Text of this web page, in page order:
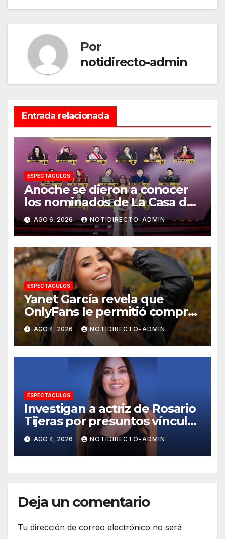
Por
notidirecto-admin
Entrada relacionada
ESPECTACULOS
Anoche se dieron a conocer
los nominados de La Casa de
los Famosos México 2026 en
la segunda semana
AGO 6, 2026 NOTIDIRECTO-ADMIN
ESPECTACULOS
Yanet García revela que
OnlyFans le permitió comprar
un departamento en
Manhattan
AGO 4, 2026 NOTIDIRECTO-ADMIN
ESPECTACULOS
Investigan a actriz de Rosario
Tijeras por presuntos vínculos
con red de huachicol fiscal
AGO 4, 2026 NOTIDIRECTO-ADMIN
Deja un comentario
Tu dirección de correo electrónico no será